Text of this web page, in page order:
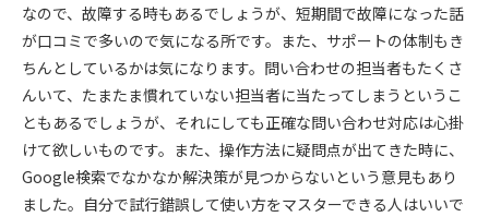
なので、故障する時もあるでしょうが、短期間で故障になった話
が口コミで多いので気になる所です。また、サポートの体制もき
ちんとしているかは気になります。問い合わせの担当者もたくさ
んいて、たまたま慣れていない担当者に当たってしまうというこ
ともあるでしょうが、それにしても正確な問い合わせ対応は心掛
けて欲しいものです。また、操作方法に疑問点が出てきた時に、
Google検索でなかなか解決策が見つからないという意見もあり
ました。自分で試行錯誤して使い方をマスターできる人はいいで